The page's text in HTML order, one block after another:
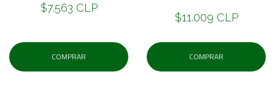
$7.563 CLP
COMPRAR
$11.009 CLP
COMPRAR